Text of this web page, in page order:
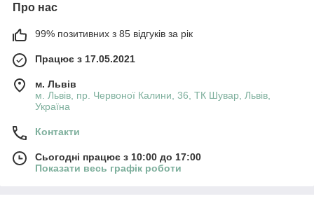
Про нас
99% позитивних з 85 відгуків за рік
Працює з 17.05.2021
м. Львів
м. Львів, пр. Червоної Калини, 36, ТК Шувар, Львів,
Україна
Контакти
Сьогодні працює з 10:00 до 17:00
Показати весь графік роботи